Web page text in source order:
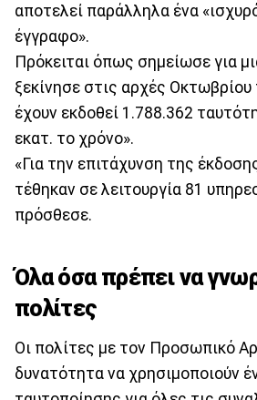
αποτελεί παράλληλα ένα
έγγραφο».
Πρόκειται όπως σημείωσε για
ξεκίνησε στις αρχές
έχουν εκδοθεί 1.788.362
εκατ. το χρόνο».
«Για την επιτάχυνση της
τέθηκαν σε λειτουργία 81
πρόσθεσε.
Όλα όσα πρέπει να
πολίτες
Οι πολίτες με τον Προσωπικό
δυνατότητα να χρησιμοποιούν